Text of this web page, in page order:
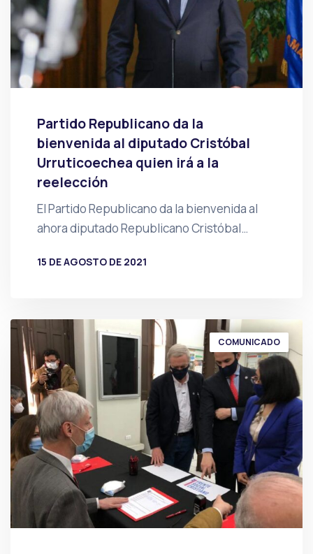
Partido Republicano da la
bienvenida al diputado Cristóbal
Urruticoechea quien irá a la
reelección
El Partido Republicano da la bienvenida al
ahora diputado Republicano Cristóbal…
15 DE AGOSTO DE 2021
COMUNICADO